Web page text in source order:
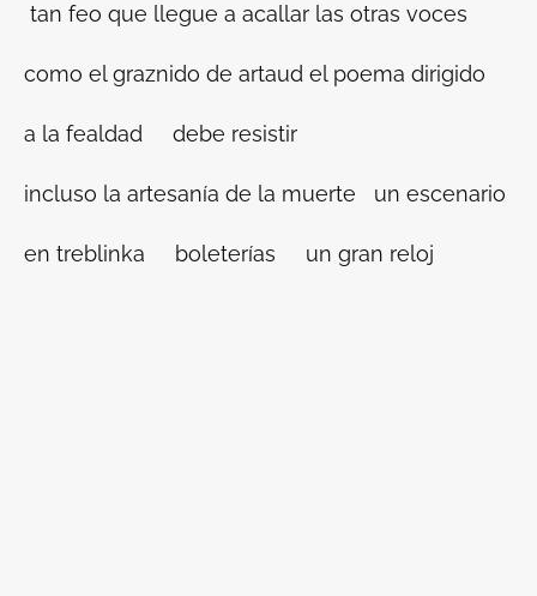
tan feo que llegue a acallar las otras voces
como el graznido de artaud el poema dirigido
a la fealdad debe resistir
incluso la artesanía de la muerte un escenario
en treblinka boleterías un gran reloj